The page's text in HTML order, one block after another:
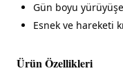
Gün boyu
Esnek ve hareketi
Ürün Özellikleri